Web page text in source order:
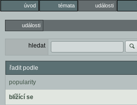
úvod témata události
události
hledat
řadit podle
popularity
blížící se